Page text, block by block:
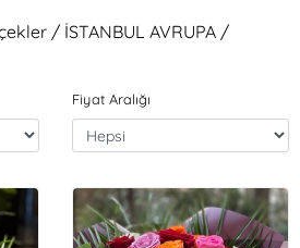
/ İSTANBUL AVRUPA /
Fiyat Aralığı